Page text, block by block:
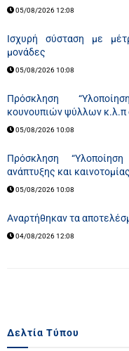
05/08/2026 12:08
Ισχυρή σύσταση με
μονάδες
05/08/2026 10:08
Πρόσκληση
κουνουπιών ψύλλων κ.λ.π
05/08/2026 10:08
Πρόσκληση
ανάπτυξης και
05/08/2026 10:08
Aναρτήθηκαν τα
04/08/2026 12:08
Δελτία Τύπου